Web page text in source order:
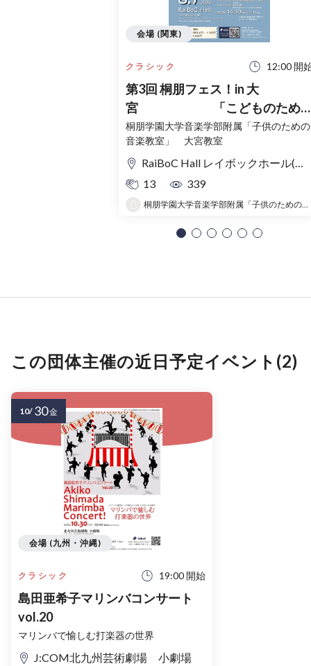
クラシック 12:00 開
第3回 桐朋フェス！in 大
宮 「こどものため
コンサート」〜出かけよう！音
の旅〜
桐朋学園大学音楽学部附属「子供のための
音楽教室」 大宮教室
RaiBoC Hall レイボックホール(市民会館おおみや) 5F リハーサルルーム・レクリエーションルーム
13
339
桐朋学園大学音楽学部附属「子供のための音楽教室 」大宮教室
会場 (関東)
この団体主催の近日予定イベント(2)
クラシック 19:00 開始
島田亜希子マリンバコンサート
vol.20
マリンバで愉しむ打楽器の世界
J:COM北九州芸術劇場 小劇場
会場 (九州・沖縄)
10/ 30金